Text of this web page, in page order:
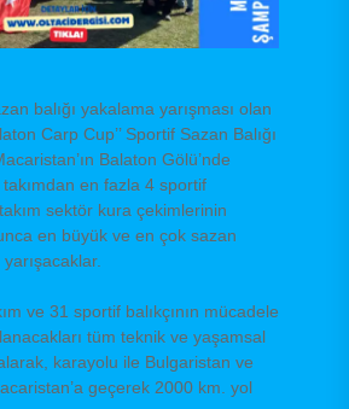
balığı yakalama yarışması olan
Carp Cup’’ Sportif Sazan Balığı
Balaton Gölü’nde
en fazla 4 sportif
sektör kura çekimlerinin
en büyük ve en çok sazan
ve 31 sportif balıkçının mücadele
tüm teknik ve yaşamsal
karayolu ile Bulgaristan ve
geçerek 2000 km. yol